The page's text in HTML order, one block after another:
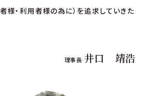
・利用者様の為に）を追求していきた
理事長 井口 靖浩